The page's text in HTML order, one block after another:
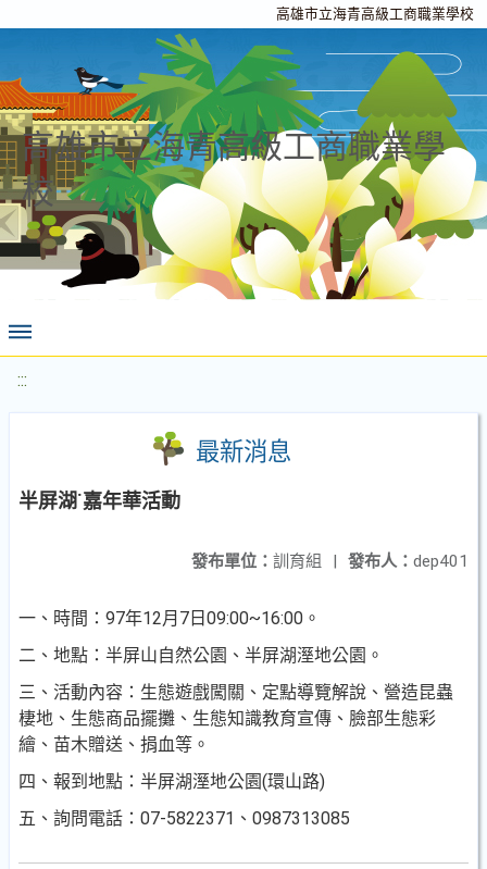
高雄市立海青高級工商職業學校
高雄市立海青高級工商職業學
校
:::
最新消息
半屏湖˙嘉年華活動
發布人： dep401
發布單位： 訓育組 |
一、時間：97年12月7日09:00~16:00。
二、地點：半屏山自然公園、半屏湖溼地公園。
三、活動內容：生態遊戲闖關、定點導覽解說、營造昆蟲
棲地、生態商品擺攤、生態知識教育宣傳、臉部生態彩
繪、苗木贈送、捐血等。
四、報到地點：半屏湖溼地公園(環山路)
五、詢問電話：07-5822371、0987313085